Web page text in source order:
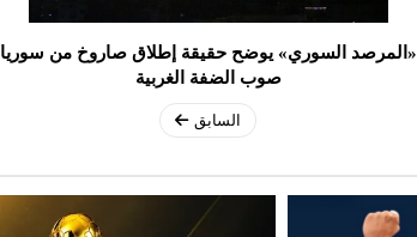
«المرصد السوري» يوضح حقيقة إطلاق صاروخ من سوريا
صوب الضفة الغربية
السابق